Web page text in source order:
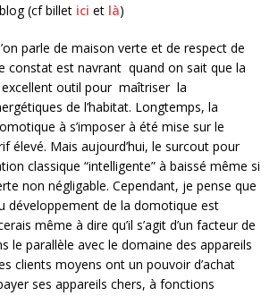
(cf billet ici et là)
parle de maison verte et de respect de
constat est navrant quand on sait que la
outil pour maîtriser la
de l’habitat. Longtemps, la
à s’imposer à été mise sur le
élevé. Mais aujourd’hui, le surcout pour
classique “intelligente” à baissé même si
non négligable. Cependant, je pense que
développement de la domotique est
même à dire qu’il s’agit d’un facteur de
le parallèle avec le domaine des appareils
clients moyens ont un pouvoir d’achat
ses appareils chers, à fonctions